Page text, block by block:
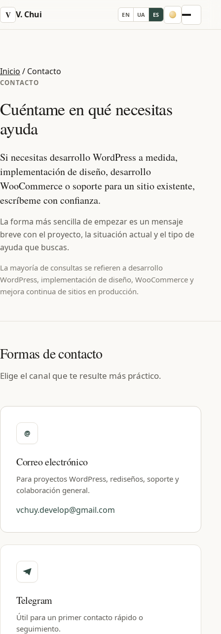
V V. Chui EN UA ES Menu
Inicio / Contacto
CONTACTO
Cuéntame en qué necesitas
ayuda
Si necesitas desarrollo WordPress a medida,
implementación de diseño, desarrollo
WooCommerce o soporte para un sitio existente,
escríbeme con confianza.
La forma más sencilla de empezar es un mensaje
breve con el proyecto, la situación actual y el tipo de
ayuda que buscas.
La mayoría de consultas se refieren a desarrollo
WordPress, implementación de diseño, WooCommerce y
mejora continua de sitios en producción.
Formas de contacto
Elige el canal que te resulte más práctico.
Correo electrónico
Para proyectos WordPress, rediseños, soporte y
colaboración general.
vchuy.develop@gmail.com
Telegram
Útil para un primer contacto rápido o
seguimiento.